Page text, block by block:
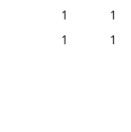
1
1
1 1